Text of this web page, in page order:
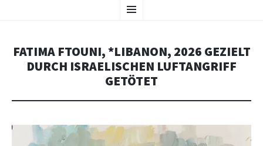
Menu
TO
FATIMA FTOUNI, *LIBANON, 2026 GEZIELT
DURCH ISRAELISCHEN LUFTANGRIFF
GETÖTET